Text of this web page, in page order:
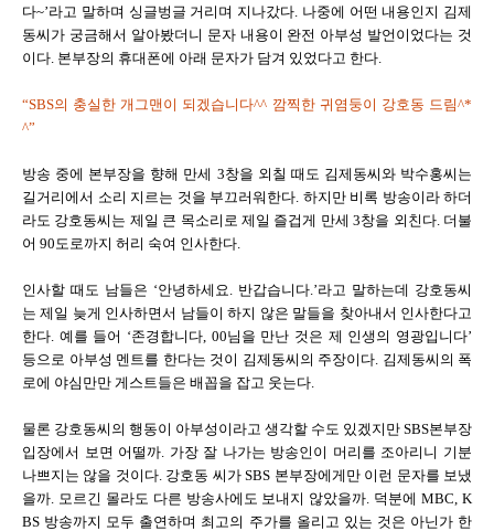
다~’라고 말하며 싱글벙글 거리며 지나갔다. 나중에 어떤 내용인지 김제
동씨가 궁금해서 알아봤더니 문자 내용이 완전 아부성 발언이었다는 것
이다. 본부장의 휴대폰에 아래 문자가 담겨 있었다고 한다.
“SBS의 충실한 개그맨이 되겠습니다^^ 깜찍한 귀염둥이 강호동 드림^*
^”
방송 중에 본부장을 향해 만세 3창을 외칠 때도 김제동씨와 박수홍씨는
길거리에서 소리 지르는 것을 부끄러워한다. 하지만 비록 방송이라 하더
라도 강호동씨는 제일 큰 목소리로 제일 즐겁게 만세 3창을 외친다. 더불
어 90도로까지 허리 숙여 인사한다.
인사할 때도 남들은 ‘안녕하세요. 반갑습니다.’라고 말하는데 강호동씨
는 제일 늦게 인사하면서 남들이 하지 않은 말들을 찾아내서 인사한다고
한다. 예를 들어 ‘존경합니다, 00님을 만난 것은 제 인생의 영광입니다’
등으로 아부성 멘트를 한다는 것이 김제동씨의 주장이다. 김제동씨의 폭
로에 야심만만 게스트들은 배꼽을 잡고 웃는다.
물론 강호동씨의 행동이 아부성이라고 생각할 수도 있겠지만 SBS본부장
입장에서 보면 어떨까. 가장 잘 나가는 방송인이 머리를 조아리니 기분
나쁘지는 않을 것이다. 강호동 씨가 SBS 본부장에게만 이런 문자를 보냈
을까. 모르긴 몰라도 다른 방송사에도 보내지 않았을까. 덕분에 MBC, K
BS 방송까지 모두 출연하며 최고의 주가를 올리고 있는 것은 아닌가 한